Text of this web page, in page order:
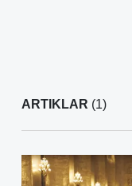
ARTIKLAR (1)